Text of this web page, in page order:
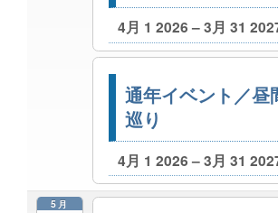
4月 1 2026 – 3月 31
通年イベント／昼
巡り
4月 1 2026 – 3月 31
5月